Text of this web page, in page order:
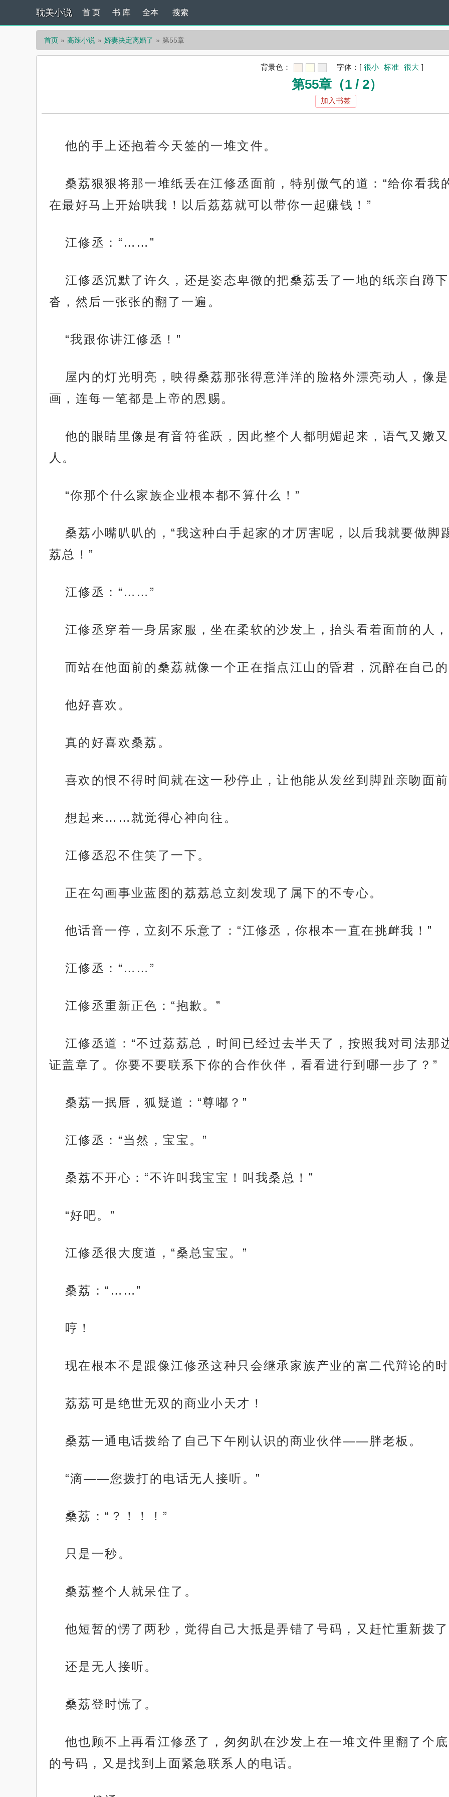
耽美小说 首 页 书 库 全本 搜索
首页 高辣小说 娇妻决定离婚了 第55章
背景色： 字体： [ 很小 标准 很大 ]
第55章（1 / 2）
加入书签
他的手上还抱着今天签的一堆文件。
桑荔狠狠将那一堆纸丢在江修丞面前，特别傲气的道：“给你看我
在最好马上开始哄我！以后荔荔就可以带你一起赚钱！”
江修丞：“……”
江修丞沉默了许久，还是姿态卑微的把桑荔丢了一地的纸亲自蹲
沓，然后一张张的翻了一遍。
“我跟你讲江修丞！”
屋内的灯光明亮，映得桑荔那张得意洋洋的脸格外漂亮动人，像
画，连每一笔都是上帝的恩赐。
他的眼睛里像是有音符雀跃，因此整个人都明媚起来，语气又嫩
人。
“你那个什么家族企业根本都不算什么！”
桑荔小嘴叭叭的，“我这种白手起家的才厉害呢，以后我就要做脚
荔总！”
江修丞：“……”
江修丞穿着一身居家服，坐在柔软的沙发上，抬头看着面前的人
而站在他面前的桑荔就像一个正在指点江山的昏君，沉醉在自己
他好喜欢。
真的好喜欢桑荔。
喜欢的恨不得时间就在这一秒停止，让他能从发丝到脚趾亲吻面
想起来……就觉得心神向往。
江修丞忍不住笑了一下。
正在勾画事业蓝图的荔荔总立刻发现了属下的不专心。
他话音一停，立刻不乐意了：“江修丞，你根本一直在挑衅我！”
江修丞：“……”
江修丞重新正色：“抱歉。”
江修丞道：“不过荔荔总，时间已经过去半天了，按照我对司法那
证盖章了。你要不要联系下你的合作伙伴，看看进行到哪一步了？”
桑荔一抿唇，狐疑道：“尊嘟？”
江修丞：“当然，宝宝。”
桑荔不开心：“不许叫我宝宝！叫我桑总！”
“好吧。”
江修丞很大度道，“桑总宝宝。”
桑荔：“……”
哼！
现在根本不是跟像江修丞这种只会继承家族产业的富二代辩论的
荔荔可是绝世无双的商业小天才！
桑荔一通电话拨给了自己下午刚认识的商业伙伴——胖老板。
“滴——您拨打的电话无人接听。”
桑荔：“？！！！”
只是一秒。
桑荔整个人就呆住了。
他短暂的愣了两秒，觉得自己大抵是弄错了号码，又赶忙重新拨
还是无人接听。
桑荔登时慌了。
他也顾不上再看江修丞了，匆匆趴在沙发上在一堆文件里翻了个
的号码，又是找到上面紧急联系人的电话。